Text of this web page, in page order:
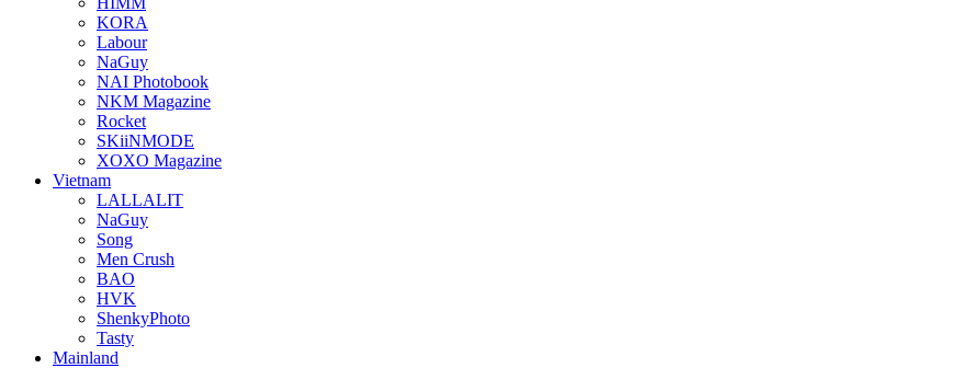
KORA
Labour
NaGuy
NAI Photobook
NKM Magazine
Rocket
SKiiNMODE
XOXO Magazine
Vietnam
LALLALIT
NaGuy
Song
Men Crush
BAO
HVK
ShenkyPhoto
Tasty
Mainland